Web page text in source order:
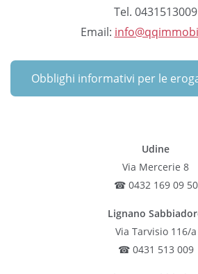
Tel. 0431513009
Email:
Obblighi informativi per le
Udine
Via Mercerie 8
☎ 0432 169 09 50
Lignano
Via Tarvisio 116/a
☎ 0431 513 009